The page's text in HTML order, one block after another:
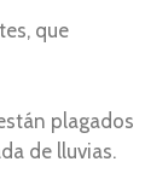
que
plagados
de lluvias.